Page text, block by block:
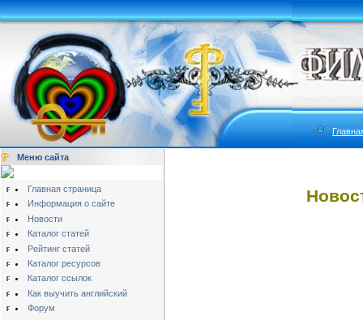
Меню сайта
Главная страница
Информация о сайте
Новости
Каталог статей
Рейтинг статей
Каталог ресурсов
Каталог ссылок
Как выучить английский
Форум